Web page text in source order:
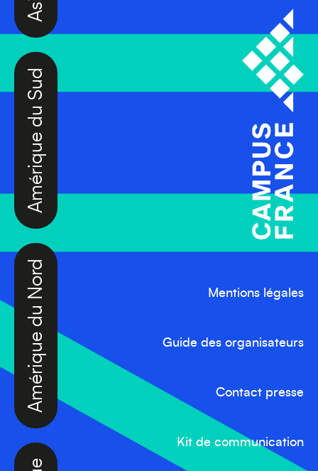
Amérique du Nord
Amérique du Sud
Mentions légales
Guide des organisateurs
Contact presse
Kit de communication